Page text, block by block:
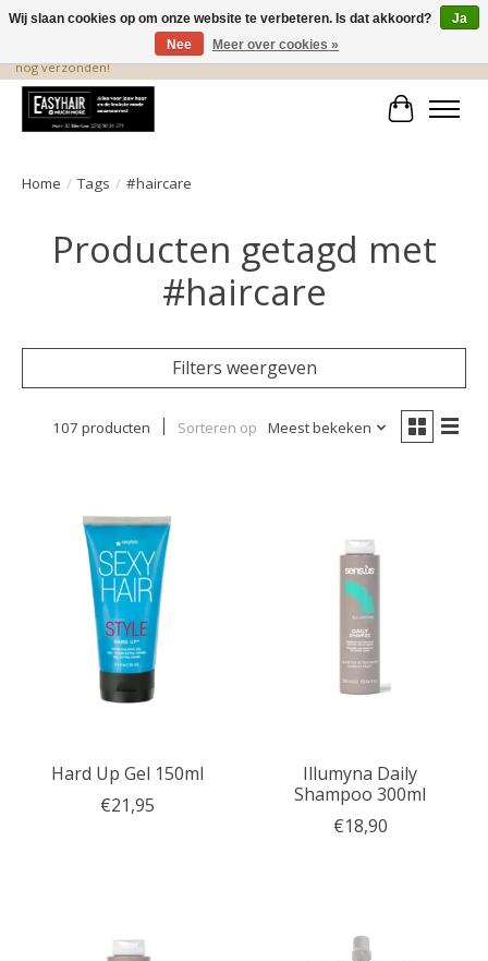
De beste produkten staan hier! Voor 15.00 uur besteld, wordt dezelfde dag
nog verzonden!
Home / Tags / #haircare
Producten getagd met
#haircare
Filters weergeven
107 producten Sorteren op Meest bekeken
Hard Up Gel 150ml
€21,95
Illumyna Daily
Shampoo 300ml
€18,90
Wij slaan cookies op om onze website te verbeteren. Is dat akkoord?
Ja
Nee
Meer over cookies »